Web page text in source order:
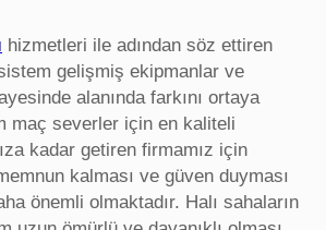
hizmetleri ile adından söz ettiren
gelişmiş ekipmanlar ve
alanında farkını ortaya
maç severler için en kaliteli
kadar getiren firmamız için
kalması ve güven duyması
önemli olmaktadır. Halı sahaların